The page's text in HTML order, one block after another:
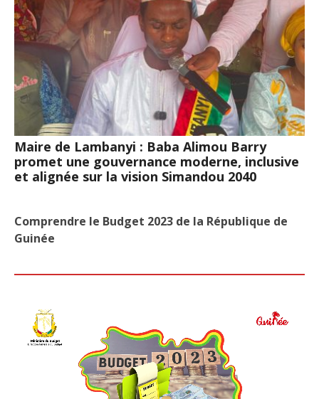
Maire de Lambanyi : Baba Alimou Barry
promet une gouvernance moderne, inclusive
et alignée sur la vision Simandou 2040
Comprendre le Budget 2023 de la République de
Guinée